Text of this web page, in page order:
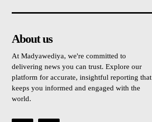
About us
At Madyawediya, we're committed to
delivering news you can trust. Explore our
platform for accurate, insightful reporting that
keeps you informed and engaged with the
world.